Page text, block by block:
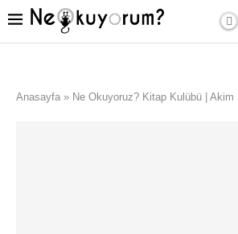
Anasayfa » Ne Okuyoruz? Kitap Kulübü | Akim